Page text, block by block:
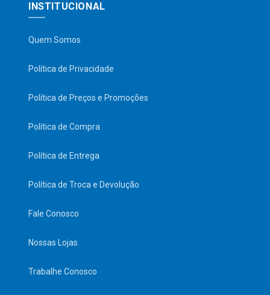
INSTITUCIONAL
Quem Somos
Política de Privacidade
Política de Preços e Promoções
Política de Compra
Política de Entrega
Política de Troca e Devolução
Fale Conosco
Nossas Lojas
Trabalhe Conosco